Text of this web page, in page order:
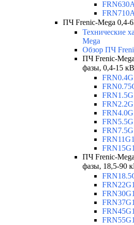
ПЧ Frenic-Mega 0,4-
Технические
Mega
Обзор ПЧ
ПЧ Frenic-
фазы, 0,4-15
ПЧ Frenic-
фазы, 18,5-90